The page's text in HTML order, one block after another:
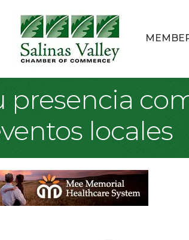
locales